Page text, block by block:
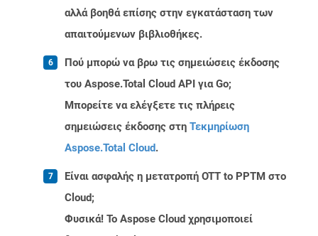
αλλά βοηθά επίσης στην εγκατάσταση των
απαιτούμενων βιβλιοθήκες.
Πού μπορώ να βρω τις σημειώσεις έκδοσης
του Aspose.Total Cloud API για Go;
Μπορείτε να ελέγξετε τις πλήρεις
σημειώσεις έκδοσης στη Τεκμηρίωση
Aspose.Total Cloud.
Είναι ασφαλής η μετατροπή OTT to PPTM στο
Cloud;
Φυσικά! Το Aspose Cloud χρησιμοποιεί